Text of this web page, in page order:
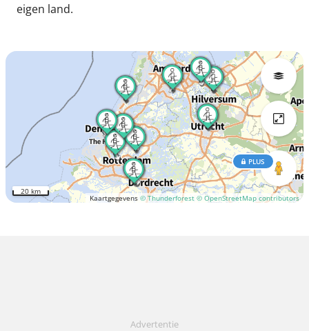
eigen land.
Kaartgegevens © Thunderforest © OpenStreetMap contributors
PLUS
20 km
Advertentie